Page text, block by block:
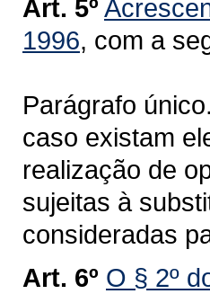
Art. 5º
1996, com a
Parágrafo
caso existam
realização de
sujeitas à
consideradas
Art. 6º O § 2º